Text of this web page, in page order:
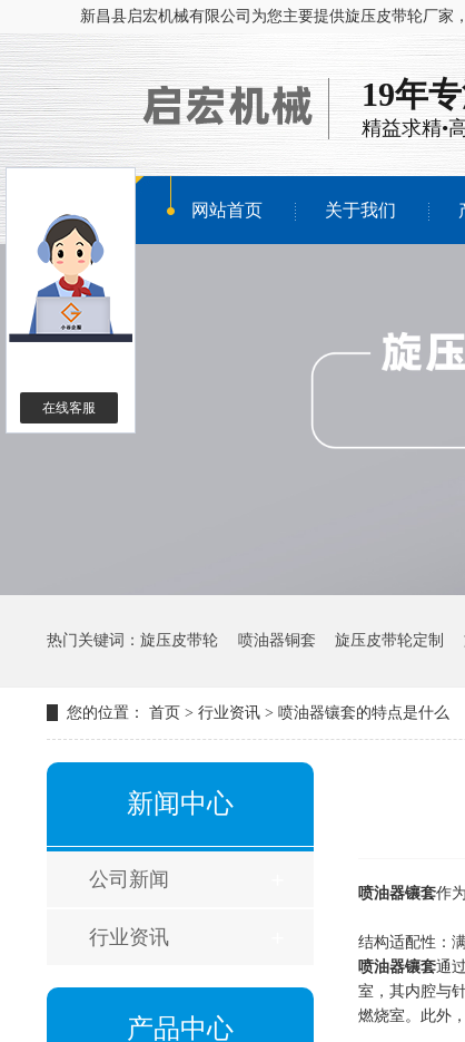
新昌县启宏机械有限公司为您主要提供旋压皮带轮厂家
19年
精益求精•
网站首页 关于我们
热门关键词： 旋压皮带轮 喷油器铜套 旋压皮带轮定制
您的位置： 首页 > 行业资讯 > 喷油器镶套的特点是什么
新闻中心
公司新闻
行业资讯
产品中心
喷油器镶套作
结构适配性：
喷油器镶套通
室，其内腔与
燃烧室。此外
在线客服